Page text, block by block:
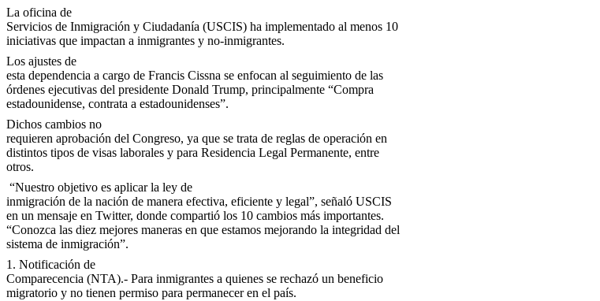
La oficina de
Servicios de Inmigración y Ciudadanía (USCIS) ha implementado al menos 10
iniciativas que impactan a inmigrantes y no-inmigrantes.
Los ajustes de
esta dependencia a cargo de Francis Cissna se enfocan al seguimiento de las
órdenes ejecutivas del presidente Donald Trump, principalmente “Compra
estadounidense, contrata a estadounidenses”.
Dichos cambios no
requieren aprobación del Congreso, ya que se trata de reglas de operación en
distintos tipos de visas laborales y para Residencia Legal Permanente, entre
otros.
“Nuestro objetivo es aplicar la ley de
inmigración de la nación de manera efectiva, eficiente y legal”, señaló USCIS
en un mensaje en Twitter, donde compartió los 10 cambios más importantes.
“Conozca las diez mejores maneras en que estamos mejorando la integridad del
sistema de inmigración”.
1. Notificación de
Comparecencia (NTA).- Para inmigrantes a quienes se rechazó un beneficio
migratorio y no tienen permiso para permanecer en el país.